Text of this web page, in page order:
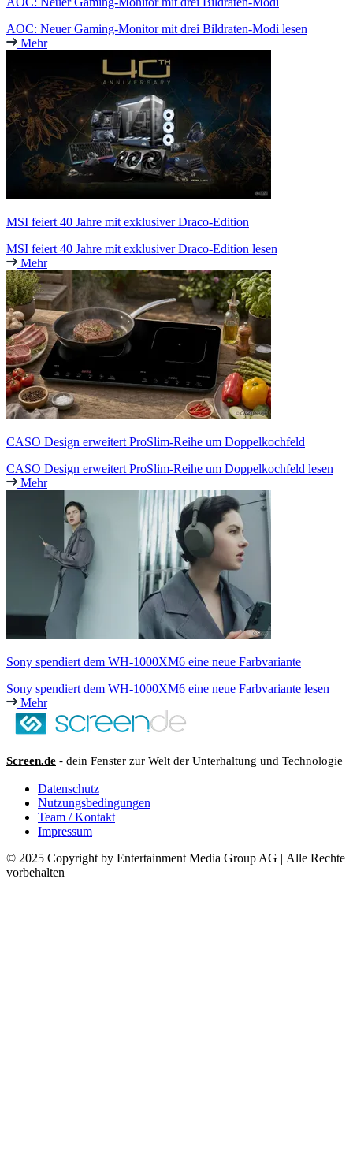
AOC: Neuer Gaming-Monitor mit drei Bildraten-Modi lesen
Mehr
MSI feiert 40 Jahre mit exklusiver Draco-Edition
MSI feiert 40 Jahre mit exklusiver Draco-Edition lesen
Mehr
CASO Design erweitert ProSlim-Reihe um Doppelkochfeld
CASO Design erweitert ProSlim-Reihe um Doppelkochfeld lesen
Mehr
Sony spendiert dem WH-1000XM6 eine neue Farbvariante
Sony spendiert dem WH-1000XM6 eine neue Farbvariante lesen
Mehr
Screen.de - dein Fenster zur Welt der Unterhaltung und Technologie
Datenschutz
Nutzungsbedingungen
Team / Kontakt
Impressum
© 2025 Copyright by Entertainment Media Group AG | Alle Rechte
vorbehalten